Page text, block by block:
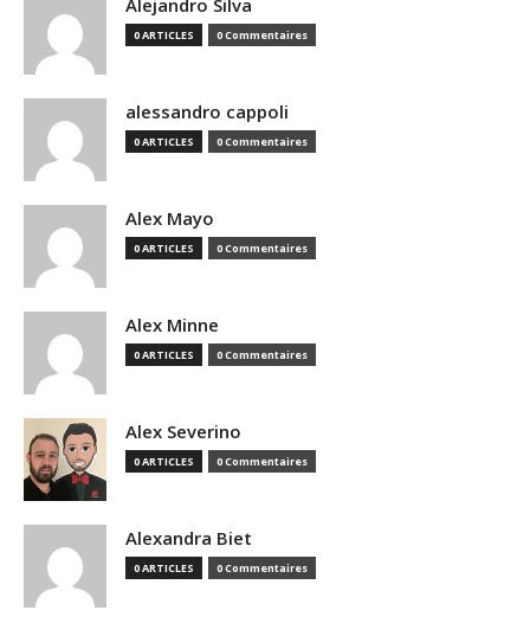
Alejandro Silva
0 ARTICLES 0 Commentaires
alessandro cappoli
0 ARTICLES 0 Commentaires
Alex Mayo
0 ARTICLES 0 Commentaires
Alex Minne
0 ARTICLES 0 Commentaires
Alex Severino
0 ARTICLES 0 Commentaires
Alexandra Biet
0 ARTICLES 0 Commentaires